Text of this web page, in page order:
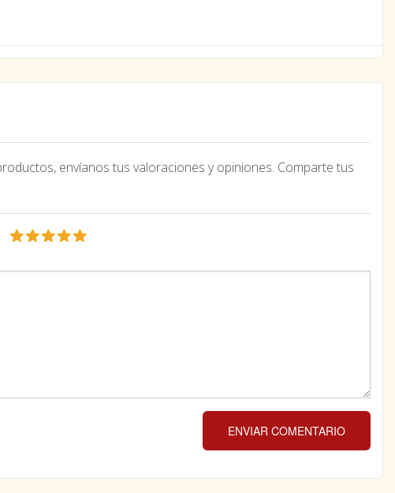
envíanos tus valoraciones y opiniones. Comparte tus
ENVIAR COMENTARIO